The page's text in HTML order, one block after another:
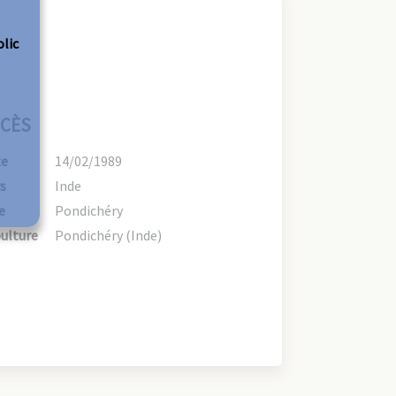
14/02/1989
Inde
Pondichéry
Pondichéry (Inde)